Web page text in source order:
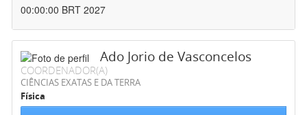
00:00:00 BRT 2027
Ado Jorio de Vasconcelos
COORDENADOR(A)
CIÊNCIAS EXATAS E DA TERRA
Física